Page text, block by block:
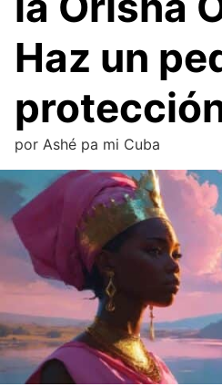
Haz un
por Ashé pa mi Cuba